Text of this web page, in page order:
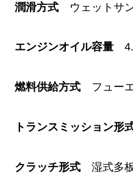
潤滑方式 ウェットサ
エンジンオイル容量
燃料供給方式 フュー
トランスミッション形
クラッチ形式 湿式多